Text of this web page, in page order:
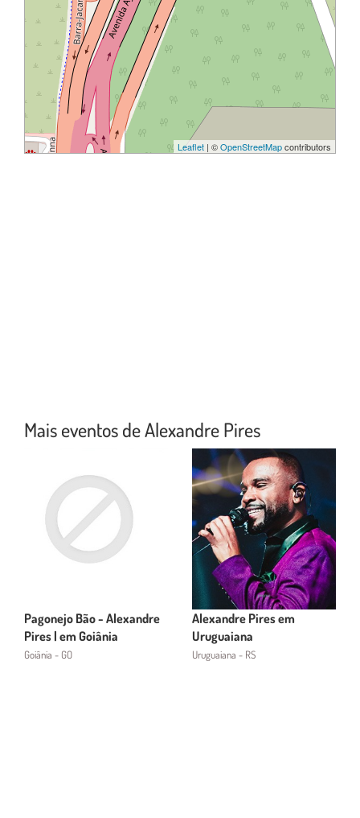
Leaflet | ©OpenStreetMapcontributors
Mais eventos de Alexandre Pires
Pagonejo Bão - Alexandre
Pires | em Goiânia
Goiânia - GO
Alexandre Pires em
Uruguaiana
Uruguaiana - RS